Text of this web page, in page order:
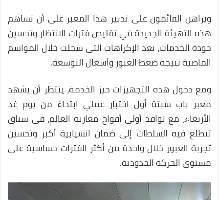
ويراهن القائمون على تدبير هذا المعبر على أن تساهم
هذه التهيئة الجديدة في تقليص فترات الانتظار وتحسين
جودة الخدمات، بعد الإكراهات التي سجلت خلال المواسم
الماضية نتيجة ضغط العبور وأشغال التوسعة.
ومع دخول هذه التجهيزات حيز الخدمة، ينتظر أن يشهد
معبر باب سبتة أول اختبار عملي ابتداءً من يوم غد
الأربعاء، مع توافد أولى أفواج مغاربة العالم، في سياق
تتطلع فيه السلطات إلى ضمان انسيابية أكبر وتحسين
تجربة العبور خلال واحدة من أكثر الفترات حساسية على
مستوى الحركة الحدودية.